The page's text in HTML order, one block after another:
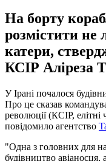
На борту
розмістити не
катери,
КСІР Аліреза
У Ірані почалося
Про це сказав
революції (КСІР, елітні
повідомило агентство
"Одна з головних для
будівництво авіаносця,